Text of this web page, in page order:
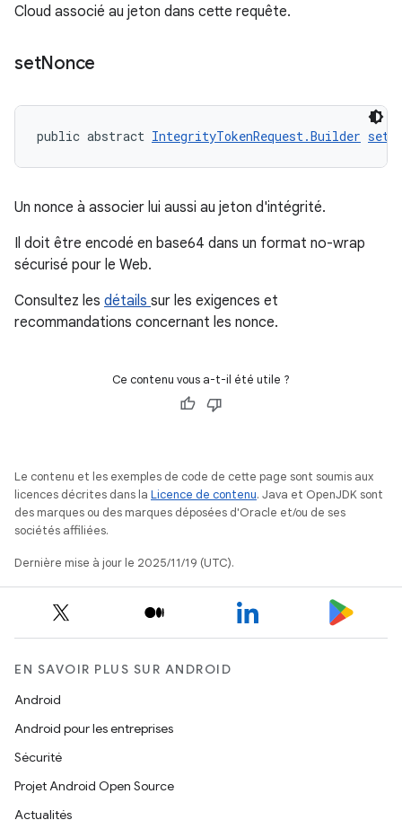
Cloud associé au jeton dans cette requête.
setNonce
public abstract IntegrityTokenRequest.Builder
Un nonce à associer lui aussi au jeton d'intégrité.
Il doit être encodé en base64 dans un format no-wrap
sécurisé pour le Web.
Consultez les détails sur les exigences et
recommandations concernant les nonce.
Ce contenu vous a-t-il été utile ?
Le contenu et les exemples de code de cette page sont soumis aux
licences décrites dans la Licence de contenu. Java et OpenJDK sont
des marques ou des marques déposées d'Oracle et/ou de ses
sociétés affiliées.
Dernière mise à jour le 2025/11/19 (UTC).
EN SAVOIR PLUS SUR ANDROID
Android
Android pour les entreprises
Sécurité
Projet Android Open Source
Actualités